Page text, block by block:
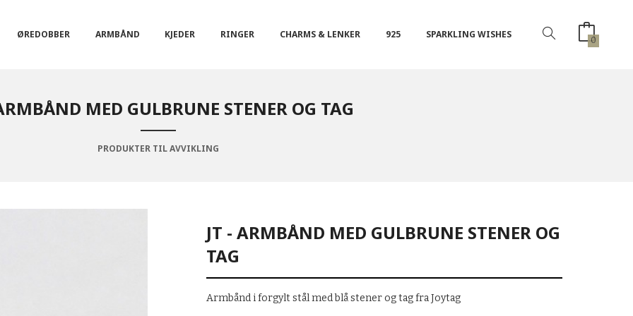
ØREDOBBER ARMBÅND KJEDER RINGER CHARMS & LENKER 925 SPARKLING WISHES 0
MED GULBRUNE STENER OG TAG
PRODUKTER TIL AVVIKLING
JT - ARMBÅND MED GULBRUNE STENER OG
TAG
Armbånd i forgylt stål med blå stener og tag fra Joytag